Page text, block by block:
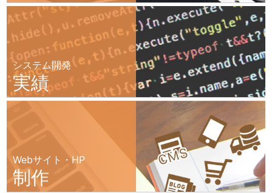
システム開発
実績
Webサイト・HP
制作